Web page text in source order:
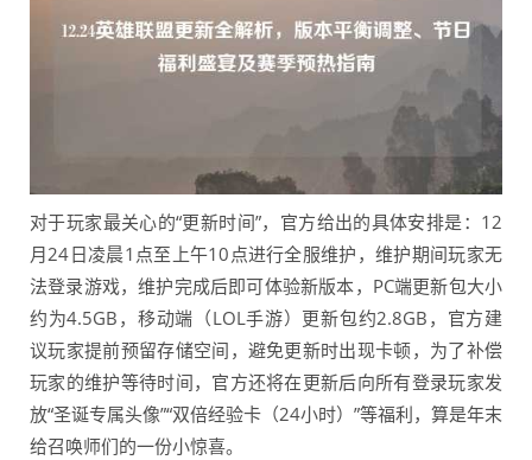
对于玩家最关心的“更新时间”，官方给出的具体安排是：12
月24日凌晨1点至上午10点进行全服维护，维护期间玩家无
法登录游戏，维护完成后即可体验新版本，PC端更新包大小
约为4.5GB，移动端（LOL手游）更新包约2.8GB，官方建
议玩家提前预留存储空间，避免更新时出现卡顿，为了补偿
玩家的维护等待时间，官方还将在更新后向所有登录玩家发
放“圣诞专属头像”“双倍经验卡（24小时）”等福利，算是年末
给召唤师们的一份小惊喜。